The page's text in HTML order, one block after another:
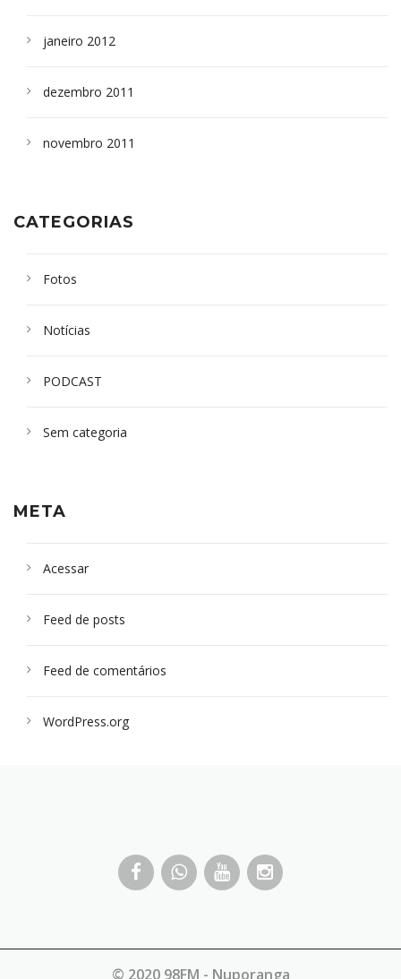
janeiro 2012
dezembro 2011
novembro 2011
CATEGORIAS
Fotos
Notícias
PODCAST
Sem categoria
META
Acessar
Feed de posts
Feed de comentários
WordPress.org
© 2020 98FM - Nuporanga